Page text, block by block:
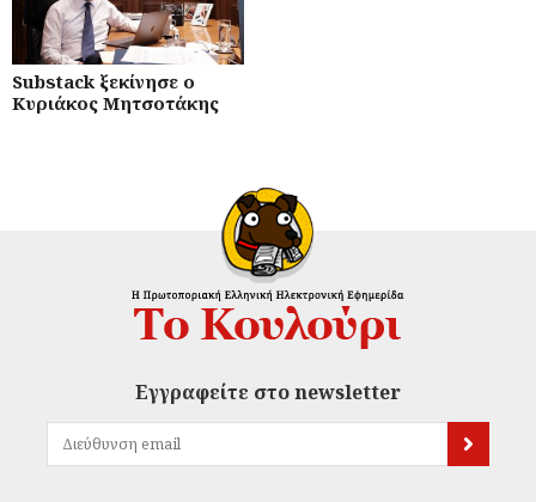
Substack ξεκίνησε ο
Κυριάκος Μητσοτάκης
Εγγραφείτε στο newsletter